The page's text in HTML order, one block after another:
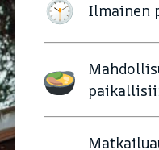
Ilmainen